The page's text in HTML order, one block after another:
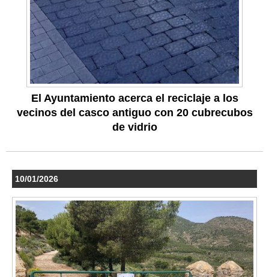
El Ayuntamiento acerca el reciclaje a los
vecinos del casco antiguo con 20 cubrecubos
de vidrio
10/01/2026